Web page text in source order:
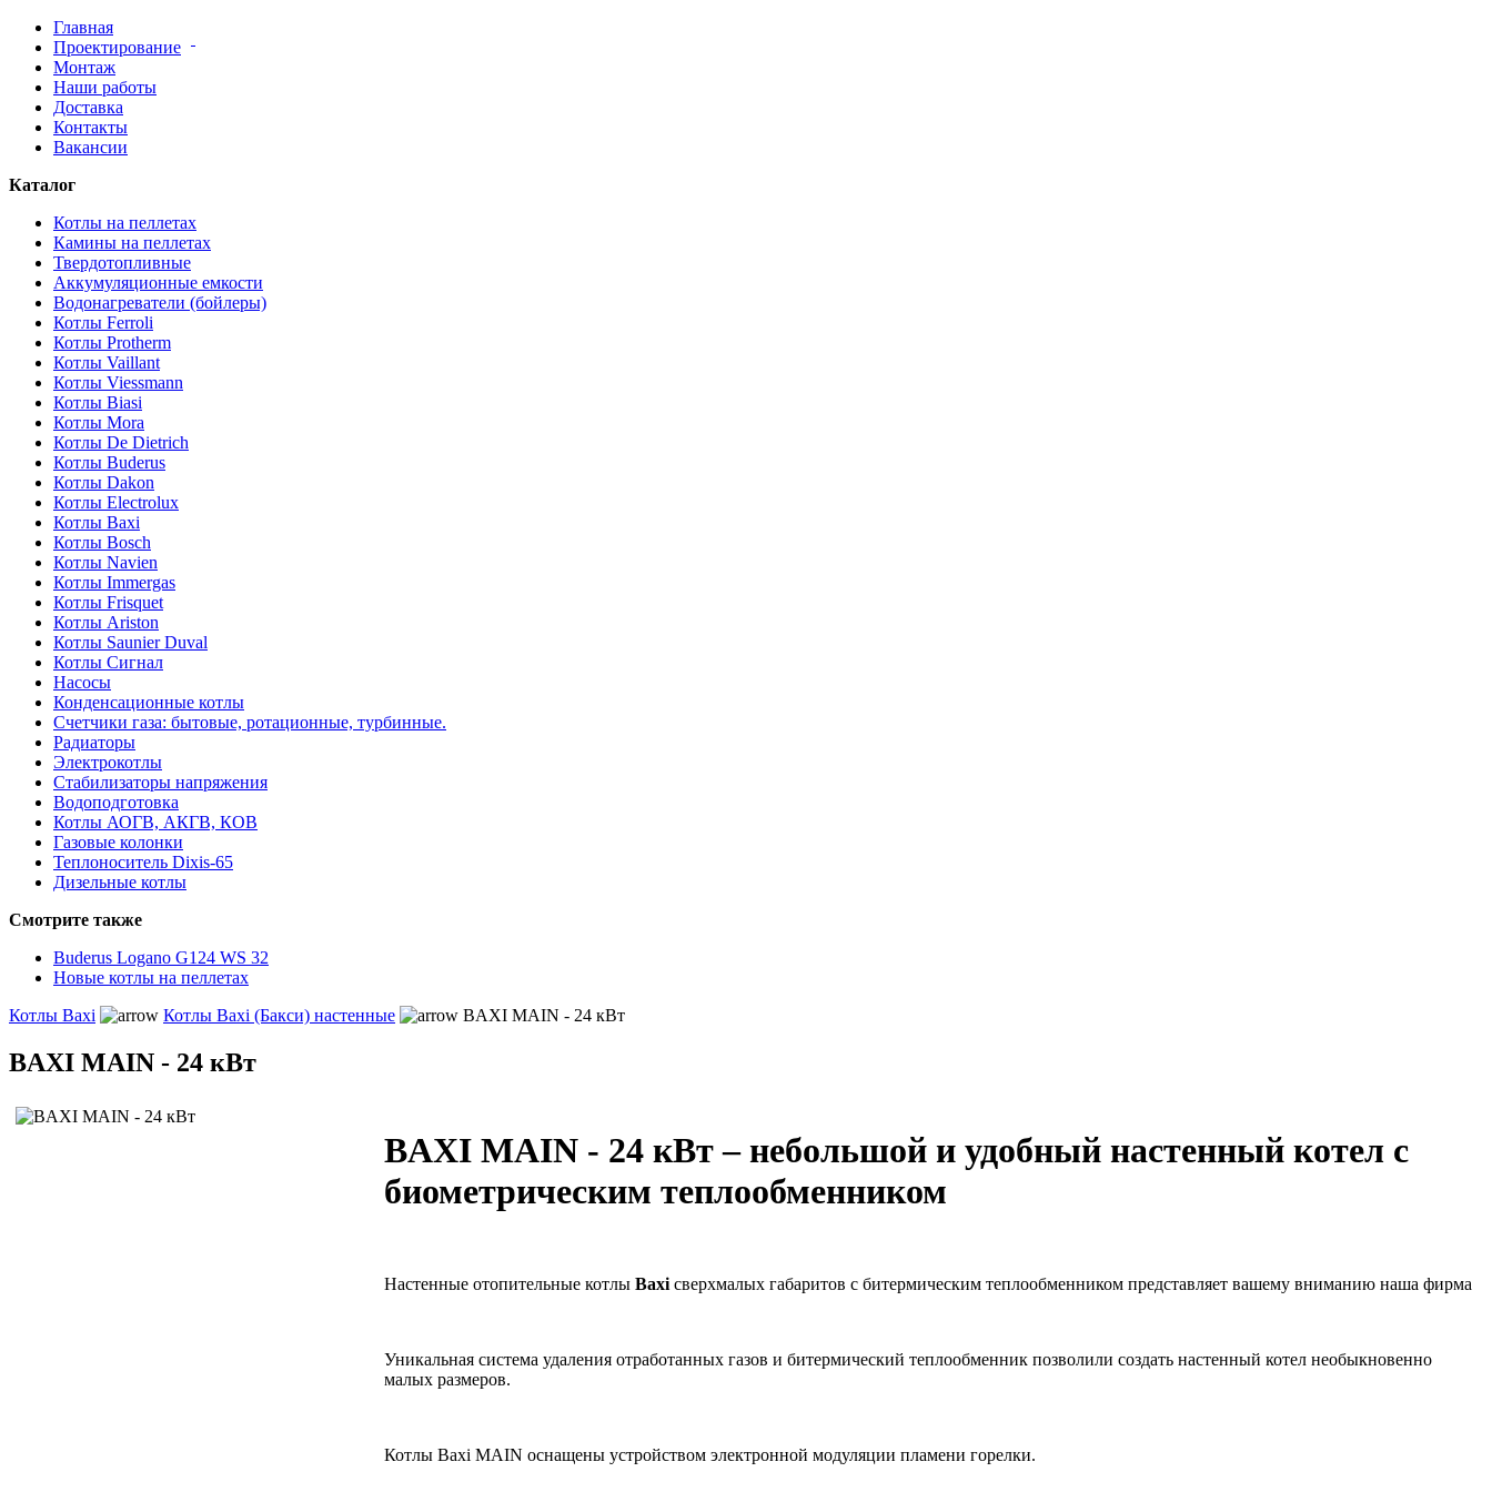
Главная
Проектирование
Монтаж
Наши работы
Доставка
Контакты
Вакансии
Каталог
Котлы на пеллетах
Камины на пеллетах
Твердотопливные
Аккумуляционные емкости
Водонагреватели (бойлеры)
Котлы Ferroli
Котлы Protherm
Котлы Vaillant
Котлы Viessmann
Котлы Biasi
Котлы Mora
Котлы De Dietrich
Котлы Buderus
Котлы Dakon
Котлы Electrolux
Котлы Baxi
Котлы Bosch
Котлы Navien
Котлы Immergas
Котлы Frisquet
Котлы Ariston
Котлы Saunier Duval
Котлы Сигнал
Насосы
Конденсационные котлы
Счетчики газа: бытовые, ротационные, турбинные.
Радиаторы
Электрокотлы
Стабилизаторы напряжения
Водоподготовка
Котлы АОГВ, АКГВ, КОВ
Газовые колонки
Теплоноситель Dixis-65
Дизельные котлы
Смотрите также
Buderus Logano G124 WS 32
Новые котлы на пеллетах
Котлы Baxi
Котлы Baxi (Бакси) настенные BAXI MAIN - 24 кВт
BAXI MAIN - 24 кВт
BAXI MAIN - 24 кВт – небольшой и удобный настенный котел с
биометрическим теплообменником
Настенные отопительные котлы Baxi сверхмалых габаритов с битермическим теплообменником представляет вашему вниманию наша фирма
Уникальная система удаления отработанных газов и битермический теплообменник позволили создать настенный котел необыкновенно
малых размеров.
Котлы Baxi MAIN оснащены устройством электронной модуляции пламени горелки.